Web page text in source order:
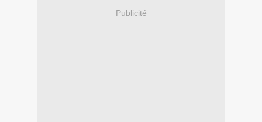
Publicité